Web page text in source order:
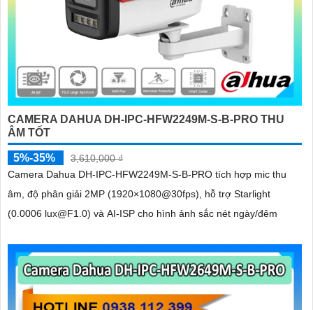
CAMERA DAHUA DH-IPC-HFW2249M-S-B-PRO THU
ÂM TỐT
5%-35%
3,610,000 ₫
Camera Dahua DH-IPC-HFW2249M-S-B-PRO tích hợp mic thu
âm, độ phân giải 2MP (1920×1080@30fps), hỗ trợ Starlight
(0.0006 lux@F1.0) và AI-ISP cho hình ảnh sắc nét ngày/đêm